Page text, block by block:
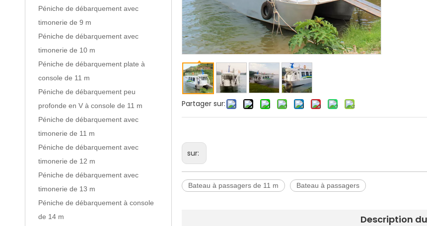
Péniche de débarquement avec
timonerie de 9 m
Péniche de débarquement avec
timonerie de 10 m
Péniche de débarquement plate à
console de 11 m
Péniche de débarquement peu
profonde en V à console de 11 m
Péniche de débarquement avec
timonerie de 11 m
Péniche de débarquement avec
timonerie de 12 m
Péniche de débarquement avec
timonerie de 13 m
Péniche de débarquement à console
de 14 m
Partager sur:
sur:
Bateau à passagers de 11 m Bateau à passagers
Description